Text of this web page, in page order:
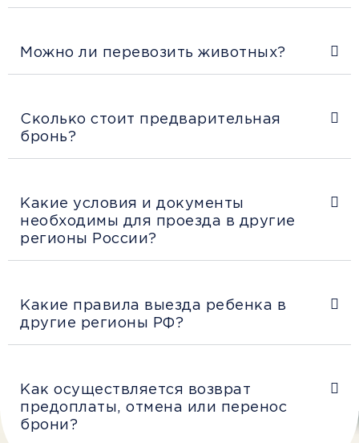
Можно ли перевозить животных?
Сколько стоит предварительная
бронь?
Какие условия и документы
необходимы для проезда в другие
регионы России?
Какие правила выезда ребенка в
другие регионы РФ?
Как осуществляется возврат
предоплаты, отмена или перенос
брони?